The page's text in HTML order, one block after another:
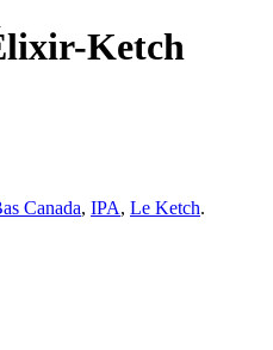
Ketch
Canada, IPA, Le Ketch.